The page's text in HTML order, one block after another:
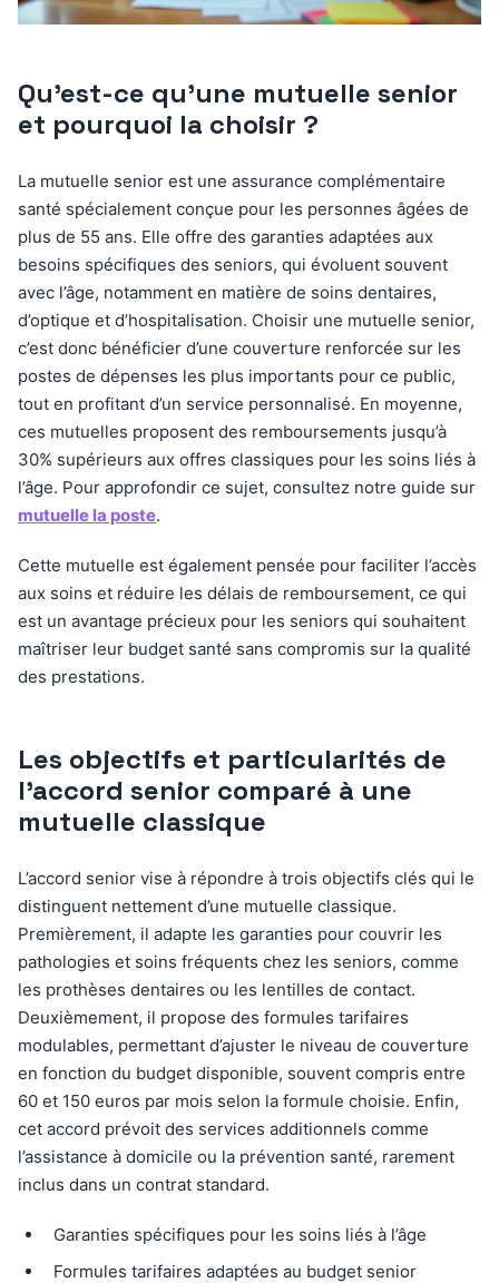
Qu’est-ce qu’une mutuelle senior
et pourquoi la choisir ?
La mutuelle senior est une assurance complémentaire
santé spécialement conçue pour les personnes âgées de
plus de 55 ans. Elle offre des garanties adaptées aux
besoins spécifiques des seniors, qui évoluent souvent
avec l’âge, notamment en matière de soins dentaires,
d’optique et d’hospitalisation. Choisir une mutuelle senior,
c’est donc bénéficier d’une couverture renforcée sur les
postes de dépenses les plus importants pour ce public,
tout en profitant d’un service personnalisé. En moyenne,
ces mutuelles proposent des remboursements jusqu’à
30% supérieurs aux offres classiques pour les soins liés à
l’âge. Pour approfondir ce sujet, consultez notre guide sur
mutuelle la poste.
Cette mutuelle est également pensée pour faciliter l’accès
aux soins et réduire les délais de remboursement, ce qui
est un avantage précieux pour les seniors qui souhaitent
maîtriser leur budget santé sans compromis sur la qualité
des prestations.
Les objectifs et particularités de
l’accord senior comparé à une
mutuelle classique
L’accord senior vise à répondre à trois objectifs clés qui le
distinguent nettement d’une mutuelle classique.
Premièrement, il adapte les garanties pour couvrir les
pathologies et soins fréquents chez les seniors, comme
les prothèses dentaires ou les lentilles de contact.
Deuxièmement, il propose des formules tarifaires
modulables, permettant d’ajuster le niveau de couverture
en fonction du budget disponible, souvent compris entre
60 et 150 euros par mois selon la formule choisie. Enfin,
cet accord prévoit des services additionnels comme
l’assistance à domicile ou la prévention santé, rarement
inclus dans un contrat standard.
Garanties spécifiques pour les soins liés à l’âge
Formules tarifaires adaptées au budget senior